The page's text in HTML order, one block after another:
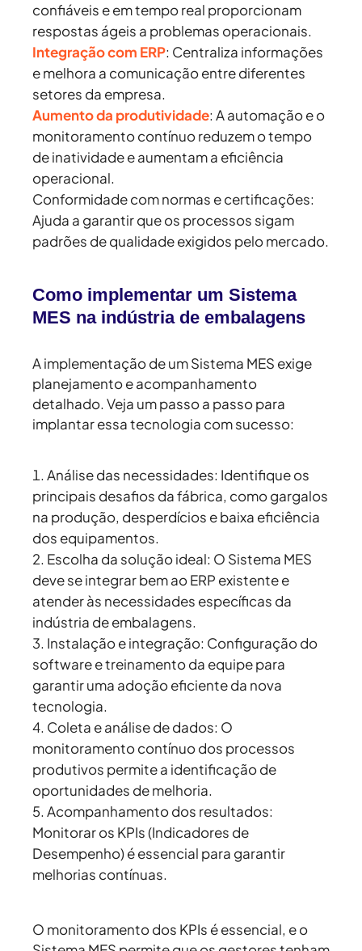
confiáveis e em tempo real proporcionam
respostas ágeis a problemas operacionais.
Integração com ERP: Centraliza informações
e melhora a comunicação entre diferentes
setores da empresa.
Aumento da produtividade:A automação e o
monitoramento contínuo reduzem o tempo
de inatividade e aumentam a eficiência
operacional.
Conformidade com normas e certificações:
Ajuda a garantir que os processos sigam
padrões de qualidade exigidos pelo mercado.
Como implementar um Sistema
MES na indústria de embalagens
A implementação de um Sistema MES exige
planejamento e acompanhamento
detalhado. Veja um passo a passo para
implantar essa tecnologia com sucesso:
Análise das necessidades: Identifique os
principais desafios da fábrica, como gargalos
na produção, desperdícios e baixa eficiência
dos equipamentos.
Escolha da solução ideal: O Sistema MES
deve se integrar bem ao ERP existente e
atender às necessidades específicas da
indústria de embalagens.
Instalação e integração: Configuração do
software e treinamento da equipe para
garantir uma adoção eficiente da nova
tecnologia.
Coleta e análise de dados: O
monitoramento contínuo dos processos
produtivos permite a identificação de
oportunidades de melhoria.
Acompanhamento dos resultados:
Monitorar os KPIs (Indicadores de
Desempenho) é essencial para garantir
melhorias contínuas.
O monitoramento dos KPIs é essencial, e o